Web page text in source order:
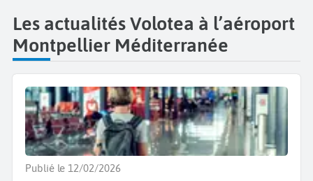
Les actualités Volotea à l’aéroport
Montpellier Méditerranée
Publié le 12/02/2026